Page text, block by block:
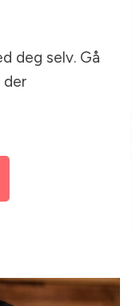
deg selv. Gå